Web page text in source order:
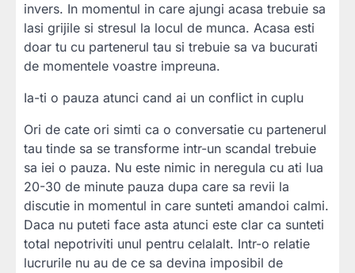
invers. In momentul in care ajungi acasa trebuie sa
lasi grijile si stresul la locul de munca. Acasa esti
doar tu cu partenerul tau si trebuie sa va bucurati
de momentele voastre impreuna.
Ia-ti o pauza atunci cand ai un conflict in cuplu
Ori de cate ori simti ca o conversatie cu partenerul
tau tinde sa se transforme intr-un scandal trebuie
sa iei o pauza. Nu este nimic in neregula cu ati lua
20-30 de minute pauza dupa care sa revii la
discutie in momentul in care sunteti amandoi calmi.
Daca nu puteti face asta atunci este clar ca sunteti
total nepotriviti unul pentru celalalt. Intr-o relatie
lucrurile nu au de ce sa devina imposibil de